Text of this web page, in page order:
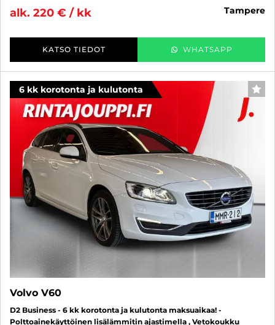
alk. 220 € / kk
tampere
KATSO TIEDOT WHATSAPP
6 kk korotonta ja kulutonta
Volvo V60
D2 Business - 6 kk korotonta ja kulutonta maksuaikaa! -
Polttoainekäyttöinen lisälämmitin ajastimella , Vetokoukku